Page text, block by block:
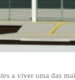
a viver uma das